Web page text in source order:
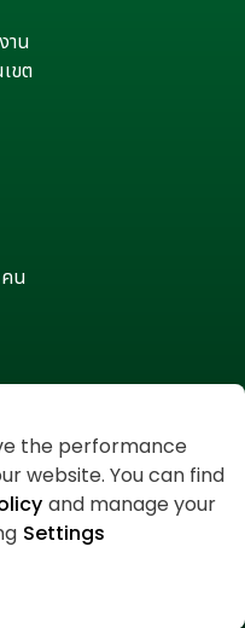
าน
ขต
คน
เป็นส่วนตัว
the performance
website. You can find
and manage your
Settings